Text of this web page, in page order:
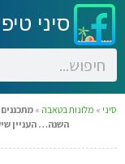
סיני
סיני » מלונות בטאבה »
השנה… העניין